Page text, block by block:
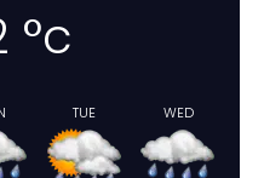
°c
TUE WED